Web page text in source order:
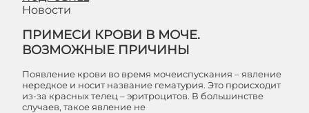
Новости
ПРИМЕСИ КРОВИ В МОЧЕ.
ВОЗМОЖНЫЕ ПРИЧИНЫ
Появление крови во время мочеиспускания – явление
нередкое и носит название гематурия. Это происходит
из-за красных телец – эритроцитов. В большинстве
случаев, такое явление не